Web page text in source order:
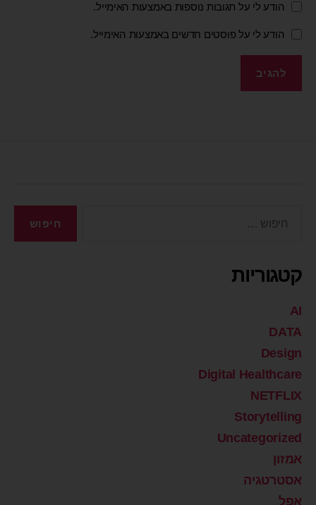
הודע לי על תגובות נוספות באמצעות האימייל.
הודע לי על פוסטים חדשים באמצעות האימייל.
קטגוריות
AI
DATA
Design
Digital Healthcare
NETFLIX
Storytelling
Uncategorized
אמזון
אסטרטגיה
אפל